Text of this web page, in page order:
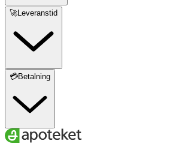
🚀Leveranstid
💳Betalning